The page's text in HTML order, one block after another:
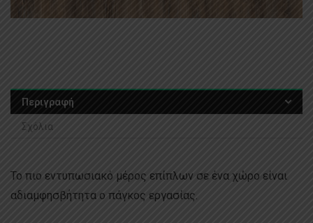
Περιγραφή
Σχόλια
Το πιο εντυπωσιακό μέρος επίπλων σε ένα χώρο είναι
αδιαμφησβήτητα ο πάγκος εργασίας.